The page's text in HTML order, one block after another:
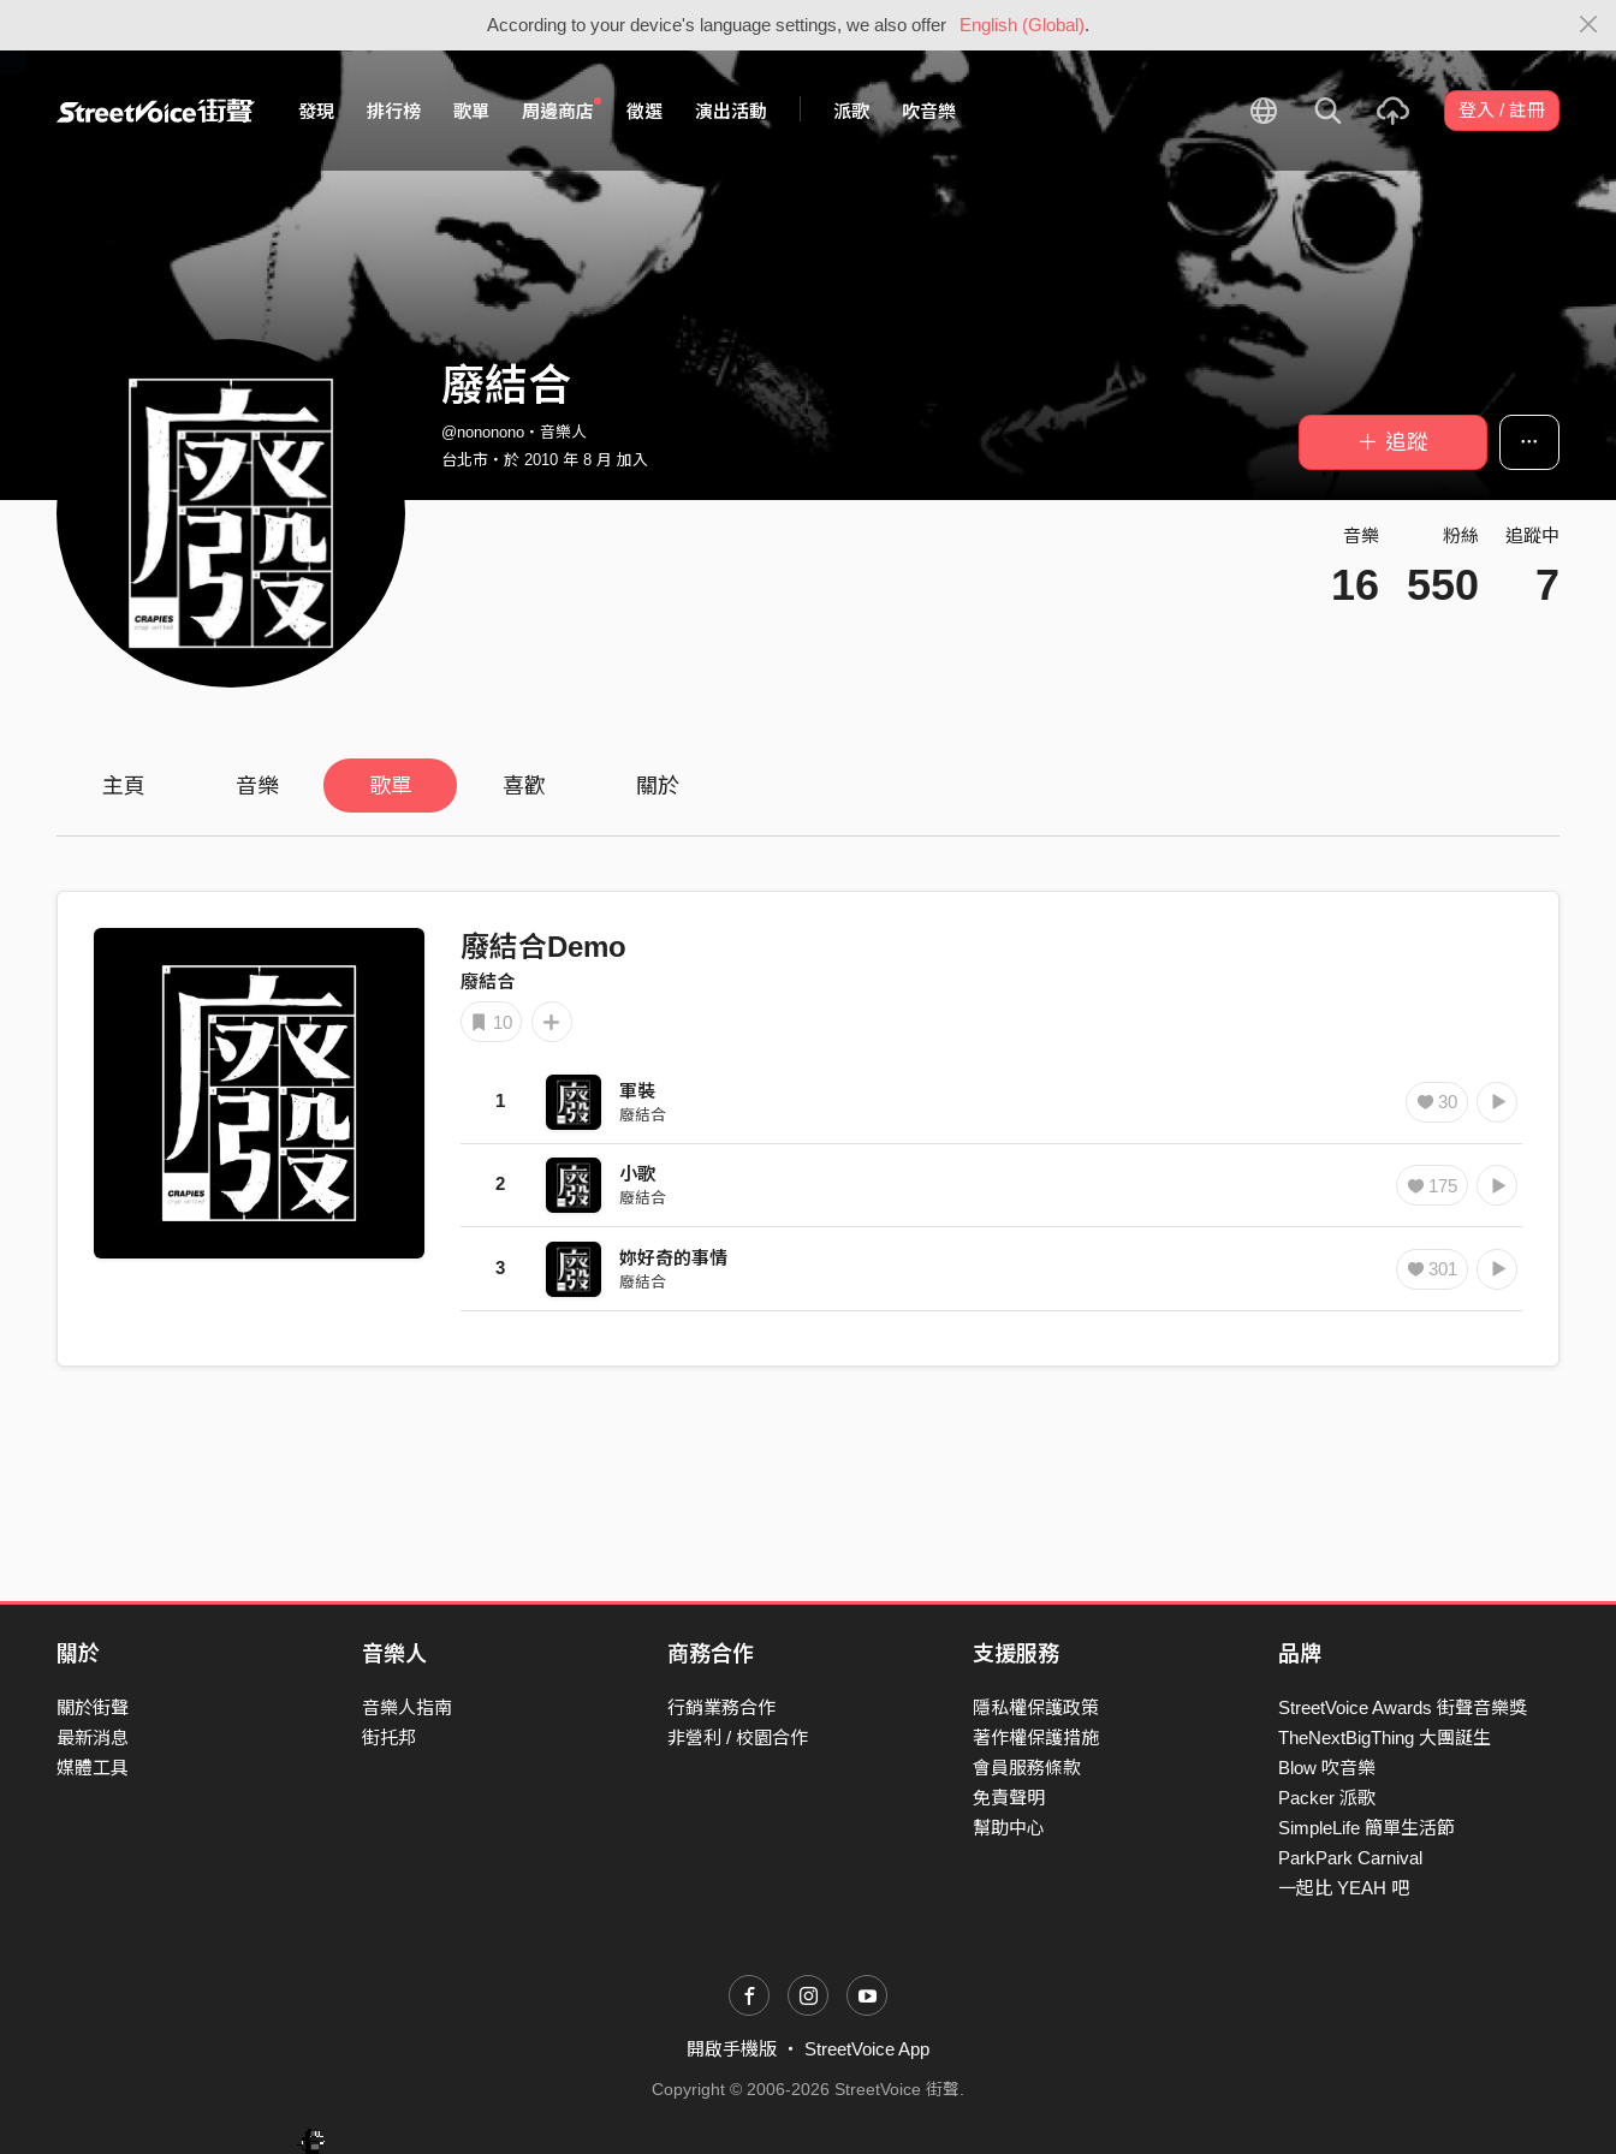
According to your device's language settings, we also offer English (Global).
發現 排行榜 歌單 周邊商店 徵選 演出活動 派歌 吹音樂 登入 / 註冊
廢結合
@nononono・音樂人
台北市・於 2010 年 8 月 加入
＋ 追蹤
音樂
16
粉絲
550
追蹤中
7
主頁 音樂 歌單 喜歡 關於
廢結合Demo
廢結合
10
1 軍裝
廢結合
30
2 小歌
廢結合
175
3 妳好奇的事情
廢結合
301
關於
關於街聲
最新消息
媒體工具
音樂人
音樂人指南
街托邦
商務合作
行銷業務合作
非營利 / 校園合作
支援服務
隱私權保護政策
著作權保護措施
會員服務條款
免責聲明
幫助中心
品牌
StreetVoice Awards 街聲音樂獎
TheNextBigThing 大團誕生
Blow 吹音樂
Packer 派歌
SimpleLife 簡單生活節
ParkPark Carnival
一起比 YEAH 吧
開啟手機版 ・ StreetVoice App
Copyright © 2006-2026 StreetVoice 街聲.